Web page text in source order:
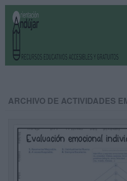
ARCHIVO DE ACTIVIDADES